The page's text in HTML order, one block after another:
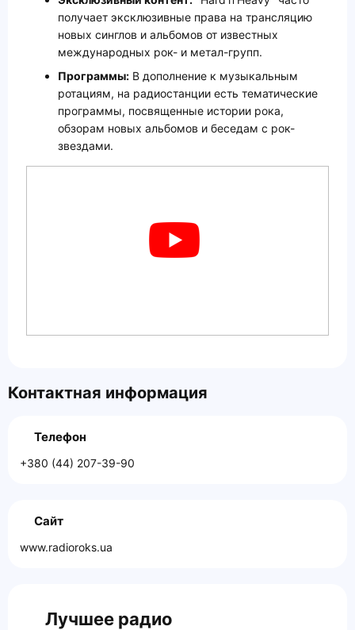
получает эксклюзивные права на трансляцию
новых синглов и альбомов от известных
международных рок- и метал-групп.
Программы: В дополнение к музыкальным
ротациям, на радиостанции есть тематические
программы, посвященные истории рока,
обзорам новых альбомов и беседам с рок-
звездами.
Контактная информация
Телефон
+380 (44) 207-39-90
Сайт
www.radioroks.ua
Лучшее радио